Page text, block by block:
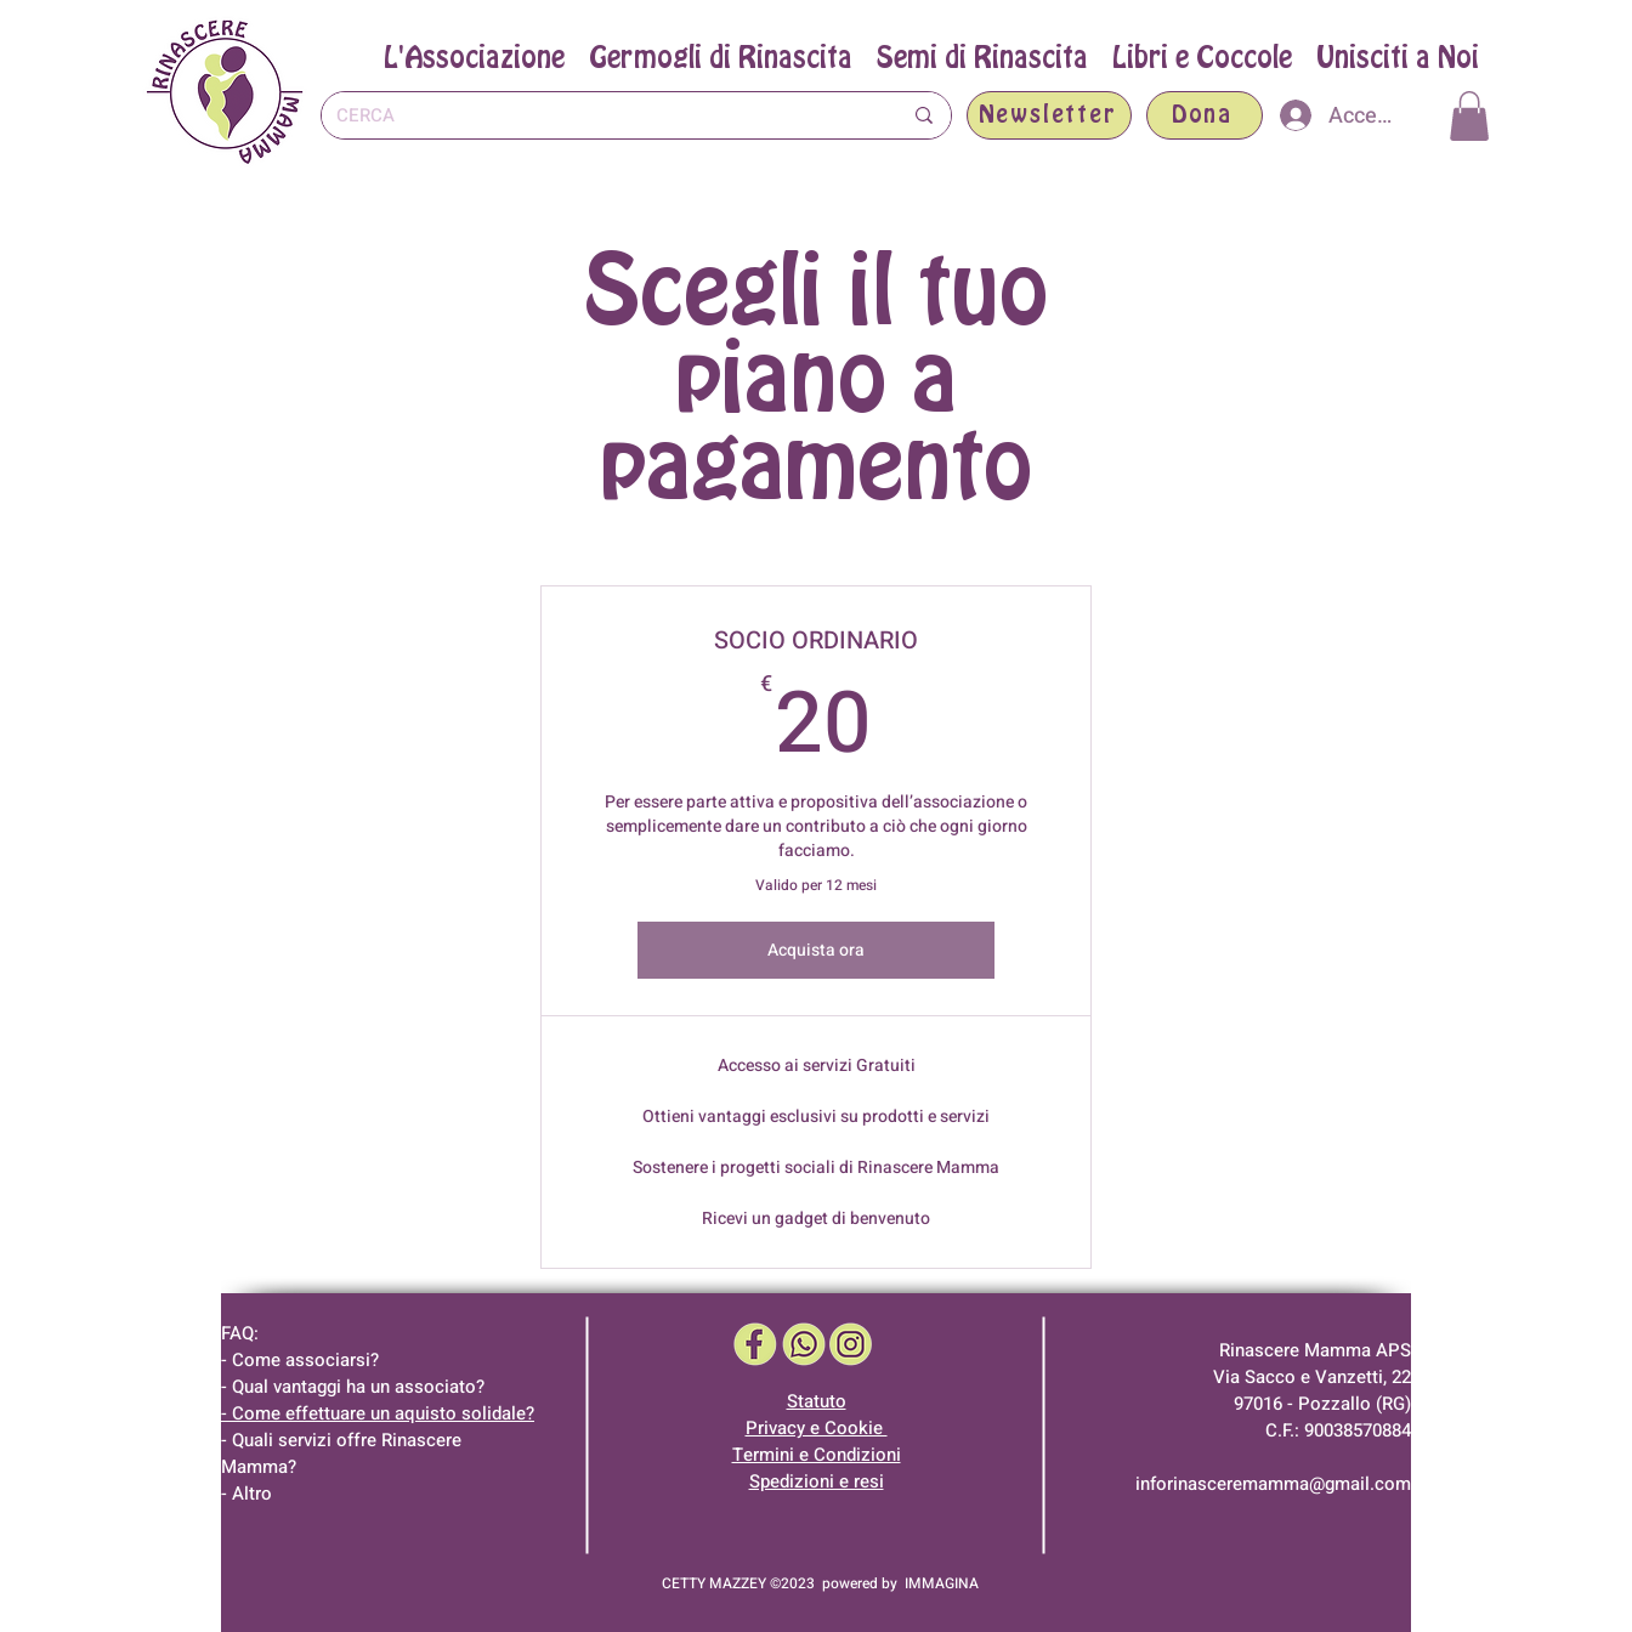
L'Associazione Germogli di Rinascita Semi di Rinascita Libri e Coccole Unisciti a Noi
Dona
Newsletter Accedi
Scegli il tuo
piano a
pagamento
SOCIO ORDINARIO
€20
Per essere parte attiva e propositiva dell’associazione o
semplicemente dare un contributo a ciò che ogni giorno
facciamo.
Valido per 12 mesi
Acquista ora
Accesso ai servizi Gratuiti
Ottieni vantaggi esclusivi su prodotti e servizi
Sostenere i progetti sociali di Rinascere Mamma
Ricevi un gadget di benvenuto
Statuto
Privacy e Cookie
Termini e Condizioni
Spedizioni e resi
CETTY MAZZEY ©2023 powered by IMMAGINA
FAQ:
- Come associarsi?
- Qual vantaggi ha un associato?
- Come effettuare un aquisto solidale?
- Quali servizi offre Rinascere
Mamma?
- Altro
Rinascere Mamma APS
Via Sacco e Vanzetti, 22
97016 - Pozzallo (RG)
C.F.: 90038570884
inforinasceremamma@gmail.com